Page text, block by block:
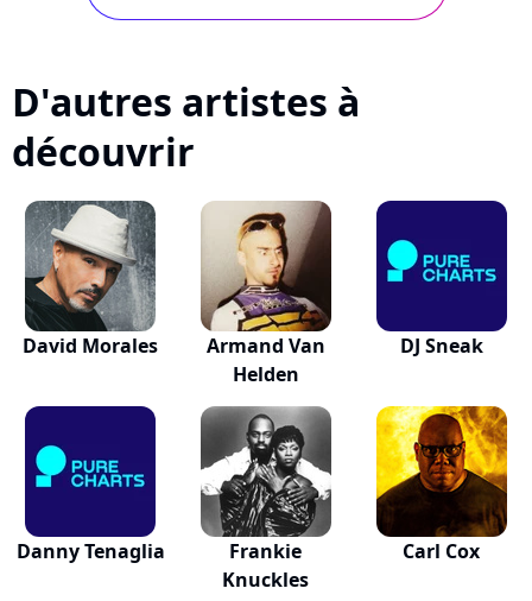
D'autres artistes à
découvrir
David Morales
Armand Van
Helden
DJ Sneak
Danny Tenaglia
Frankie
Knuckles
Carl Cox